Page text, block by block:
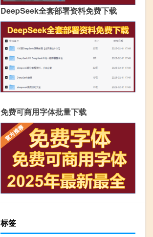
DeepSeek全套部署资料免费下载
免费可商用字体批量下载
标签